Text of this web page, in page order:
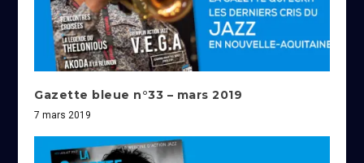
Gazette bleue n°33 – mars 2019
7 mars 2019